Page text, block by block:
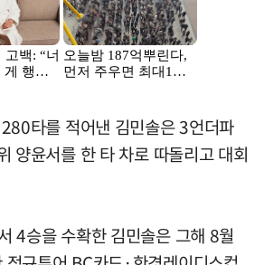
타를 적어낸 김민솔은 3언더파
양윤서를 한 타 차로 따돌리고 대회
4승을 수확한 김민솔은 그해 8월